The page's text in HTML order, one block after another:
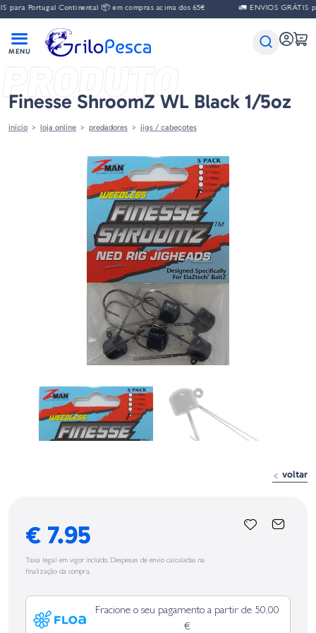
para Portugal Continental 📦 em compras acima dos 65€ 🚛 ENVIOS GRÁTIS
PRODUTO
Finesse ShroomZ WL Black 1/5oz
início loja online predadores jigs / cabeçotes
voltar
€ 7.95
Taxa legal em vigor incluído. Despesas de envio calculadas na
finalização da compra.
Fracione o seu pagamento a partir de 50,00
€